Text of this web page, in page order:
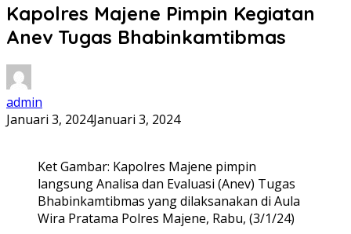
Kapolres Majene Pimpin Kegiatan
Anev Tugas Bhabinkamtibmas
admin
Januari 3, 2024Januari 3, 2024
Ket Gambar: Kapolres Majene pimpin
langsung Analisa dan Evaluasi (Anev) Tugas
Bhabinkamtibmas yang dilaksanakan di Aula
Wira Pratama Polres Majene, Rabu, (3/1/24)